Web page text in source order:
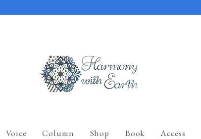
Voice Column Shop Book Access